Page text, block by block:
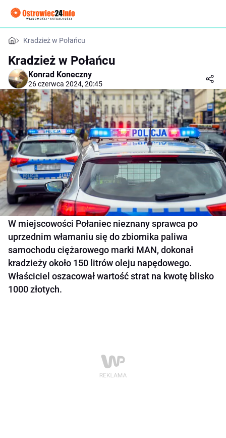
Kradzież w Połańcu
Kradzież w Połańcu
Konrad Koneczny
26 czerwca 2024, 20:45
W miejscowości Połaniec nieznany sprawca po
uprzednim włamaniu się do zbiornika paliwa
samochodu ciężarowego marki MAN, dokonał
kradzieży około 150 litrów oleju napędowego.
Właściciel oszacował wartość strat na kwotę blisko
1000 złotych.